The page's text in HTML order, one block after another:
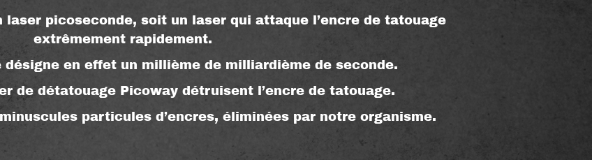
picoseconde, soit un laser qui attaque l’encre de tatouage
extrêmement rapidement.
désigne en effet un millième de milliardième de seconde.
de détatouage Picoway détruisent l’encre de tatouage.
particules d’encres, éliminées par notre organisme.